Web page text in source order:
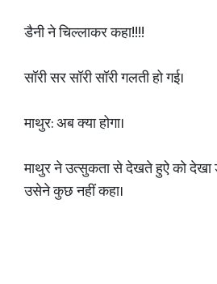
डैनी ने चिल्लाकर कहा!!!!
सॉरी सर सॉरी सॉरी गलती हो गई।
माथुर: अब क्या होगा।
माथुर ने उत्सुकता से देखते हुऐ को
उसेने कुछ नहीं कहा।